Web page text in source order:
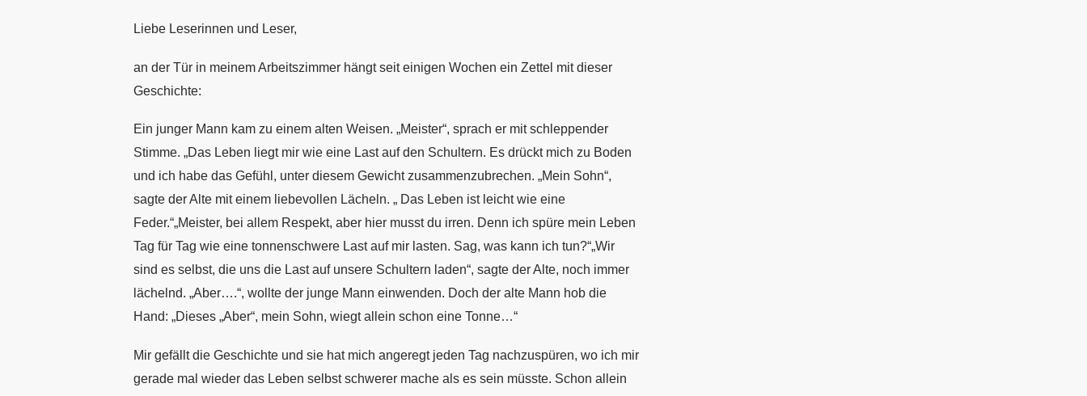
Liebe Leserinnen und Leser,
an der Tür in meinem Arbeitszimmer hängt seit einigen Wochen ein Zettel mit dieser
Geschichte:
Ein junger Mann kam zu einem alten Weisen. „Meister“, sprach er mit schleppender
Stimme. „Das Leben liegt mir wie eine Last auf den Schultern. Es drückt mich zu Boden
und ich habe das Gefühl, unter diesem Gewicht zusammenzubrechen. „Mein Sohn“,
sagte der Alte mit einem liebevollen Lächeln. „ Das Leben ist leicht wie eine
Feder.“„Meister, bei allem Respekt, aber hier musst du irren. Denn ich spüre mein Leben
Tag für Tag wie eine tonnenschwere Last auf mir lasten. Sag, was kann ich tun?“„Wir
sind es selbst, die uns die Last auf unsere Schultern laden“, sagte derAlte, noch immer
lächelnd. „Aber….“, wollte der junge Mann einwenden. Doch der alte Mann hob die
Hand: „Dieses „Aber“, mein Sohn, wiegt allein schon eine Tonne…“
Mir gefällt die Geschichte und sie hat mich angeregt jeden Tag nachzuspüren, wo ich mir
gerade mal wieder das Leben selbst schwerer mache als es sein müsste. Schon allein